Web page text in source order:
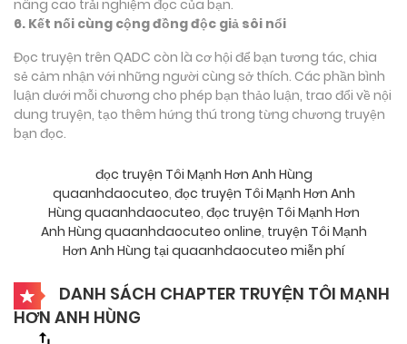
nâng cao trải nghiệm đọc của bạn.
6. Kết nối cùng cộng đồng độc giả sôi nổi
Đọc truyện trên QADC còn là cơ hội để bạn tương tác, chia
sẻ cảm nhận với những người cùng sở thích. Các phần bình
luận dưới mỗi chương cho phép bạn thảo luận, trao đổi về nội
dung truyện, tạo thêm hứng thú trong từng chương truyện
bạn đọc.
đọc truyện Tôi Mạnh Hơn Anh Hùng
quaanhdaocuteo, đọc truyện Tôi Mạnh Hơn Anh
Hùng quaanhdaocuteo, đọc truyện Tôi Mạnh Hơn
Anh Hùng quaanhdaocuteo online, truyện Tôi Mạnh
Hơn Anh Hùng tại quaanhdaocuteo miễn phí
DANH SÁCH CHAPTER TRUYỆN TÔI MẠNH
HƠN ANH HÙNG